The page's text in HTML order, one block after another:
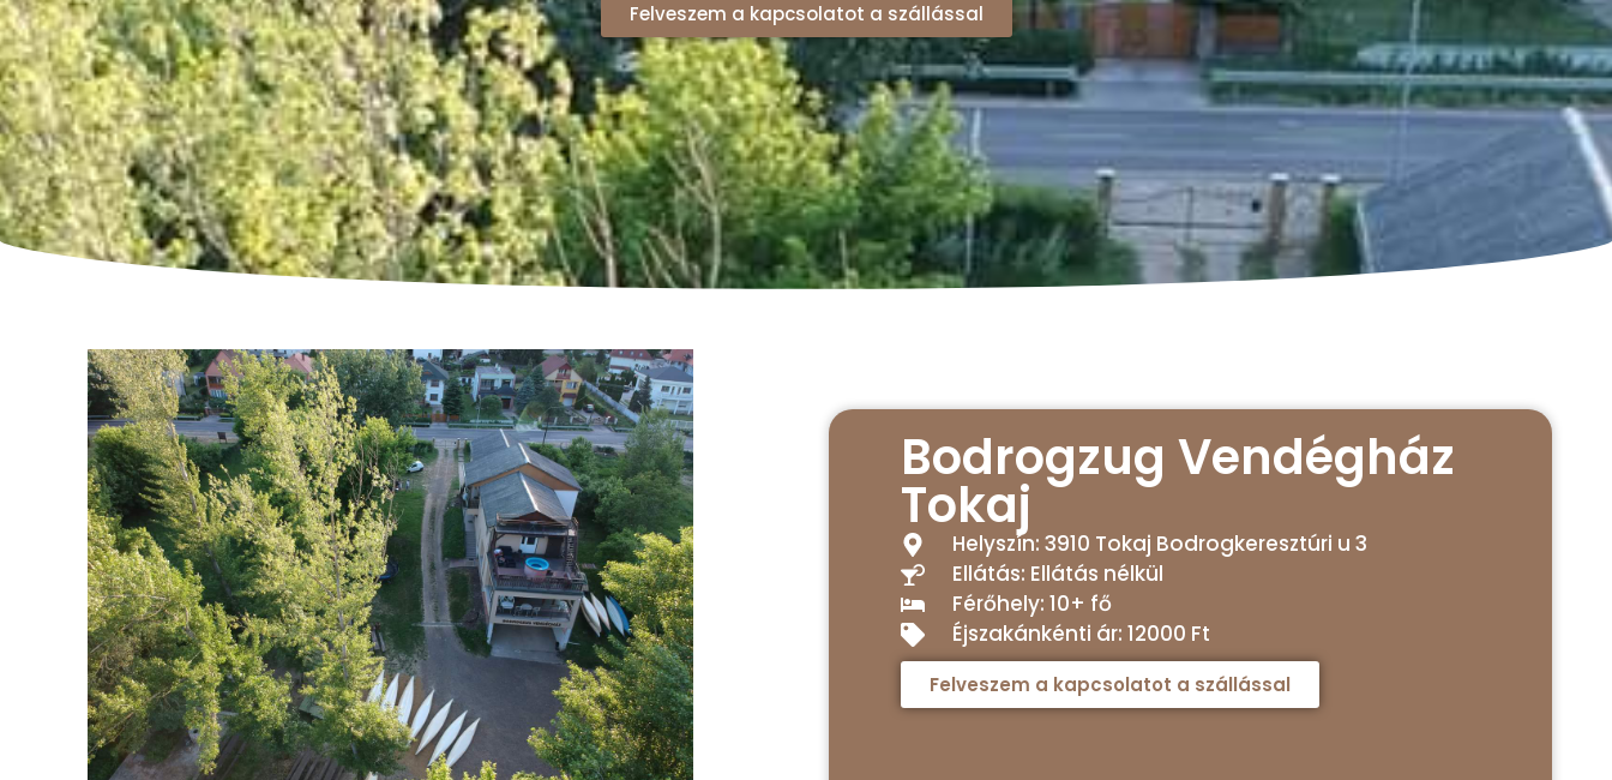
Felveszem a kapcsolatot a szállással
Bodrogzug Vendégház
Tokaj
Helyszín: 3910 Tokaj Bodrogkeresztúri u 3
Ellátás: Ellátás nélkül
Férőhely: 10+ fő
Éjszakánkénti ár: 12000 Ft
Felveszem a kapcsolatot a szállással